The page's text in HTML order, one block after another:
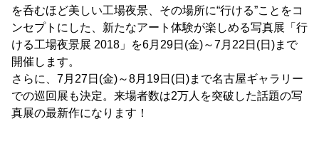
を呑むほど美しい工場夜景、その場所に“行ける”ことをコ
ンセプトにした、新たなアート体験が楽しめる写真展「行
ける工場夜景展 2018」を6月29日(金)～7月22日(日)まで
開催します。
さらに、7月27日(金)～8月19日(日)まで名古屋ギャラリー
での巡回展も決定。来場者数は2万人を突破した話題の写
真展の最新作になります！